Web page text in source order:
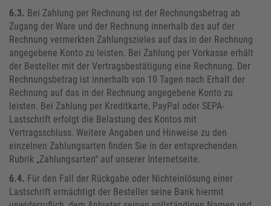
6.3. Bei Zahlung per Rechnung ist der Rechnungsbetrag ab
Zugang der Ware und der Rechnung innerhalb des auf der
Rechnung vermerkten Zahlungszieles auf das in der Rechnung
angegebene Konto zu leisten. Bei Zahlung per Vorkasse erhält
der Besteller mit der Vertragsbestätigung eine Rechnung. Der
Rechnungsbetrag ist innerhalb von 10 Tagen nach Erhalt der
Rechnung auf das in der Rechnung angegebene Konto zu
leisten. Bei Zahlung per Kreditkarte, PayPal oder SEPA-
Lastschrift erfolgt die Belastung des Kontos mit
Vertragsschluss. Weitere Angaben und Hinweise zu den
einzelnen Zahlungsarten finden Sie in der entsprechenden
Rubrik „Zahlungsarten“ auf unserer Internetseite.
6.4. Für den Fall der Rückgabe oder Nichteinlösung einer
Lastschrift ermächtigt der Besteller seine Bank hiermit